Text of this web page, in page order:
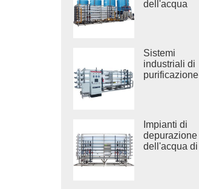
dell'acqua
Sistemi
industriali di
purificazione
Impianti di
depurazione
dell'acqua di